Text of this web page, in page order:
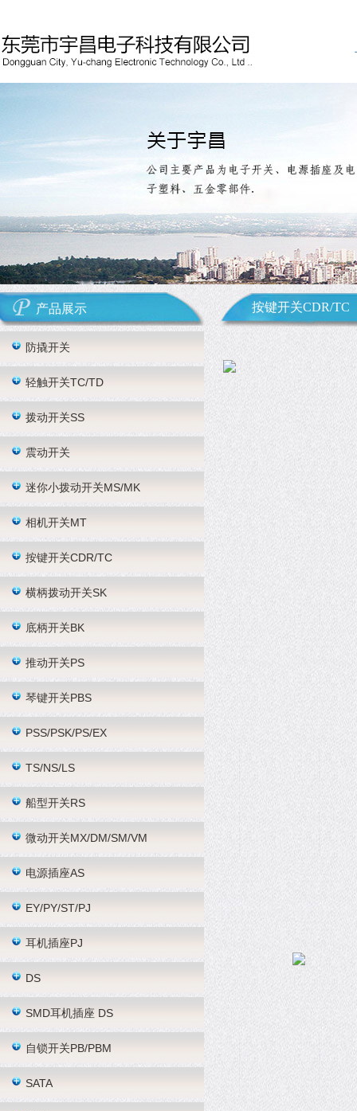
产品展示
防撬开关
轻触开关TC/TD
拨动开关SS
震动开关
迷你小拨动开关MS/MK
相机开关MT
按键开关CDR/TC
横柄拨动开关SK
底柄开关BK
推动开关PS
琴键开关PBS
PSS/PSK/PS/EX
TS/NS/LS
船型开关RS
微动开关MX/DM/SM/VM
电源插座AS
EY/PY/ST/PJ
耳机插座PJ
DS
SMD耳机插座 DS
自锁开关PB/PBM
SATA
按键开关CDR/TC